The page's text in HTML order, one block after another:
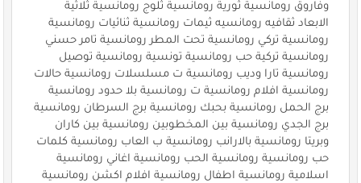
وفاروق رومانسية ثورية رومانسية ثلوج رومانسية ثلاثية
الابعاد ثقافيه رومانسيه ثيمات رومانسية ثنائيات رومانسية
رومانسية تركي رومانسية تحت المطر رومانسية تامر حسني
رومانسية تركية حب رومانسية تونسية رومانسية توصيل
رومانسية تارا وديب رومانسية ت مسلسلات رومانسية حالات
رومانسية افلام رومانسية ت رومانسية بلا حدود رومانسية
برج الحمل رومانسية بحبك رومانسية برج السرطان رومانسية
برج الجدي رومانسية بين المخطوبين رومانسية بين كاران
وبريتا رومانسية بالارانب رومانسية ب العاب رومانسية كلمات
حب رومانسية رومانسية الحب رومانسية اغاني رومانسية
اسلامية رومانسية اطفال رومانسية افلام اكشن رومانسية